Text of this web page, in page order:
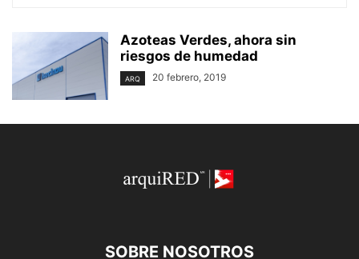
Azoteas Verdes, ahora sin
riesgos de humedad
ARQ 20 febrero, 2019
SOBRE NOSOTROS